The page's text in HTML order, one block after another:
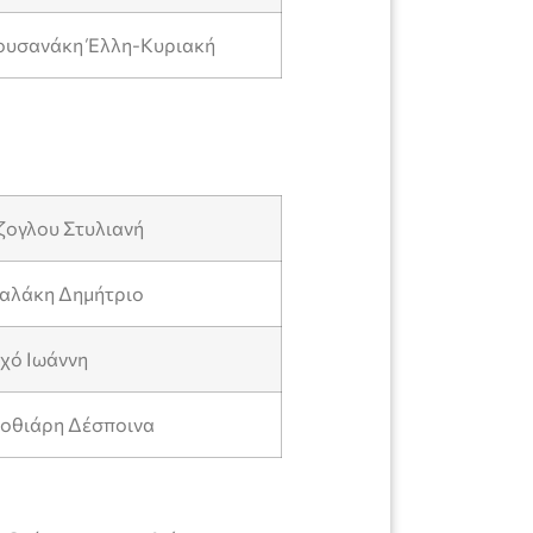
Έλλη-Κυριακή
Στυλιανή
Δημήτριο
Ιωάννη
Δέσποινα